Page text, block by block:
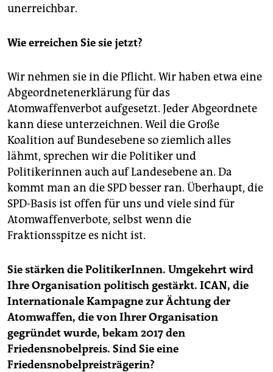
unerreichbar.
Wie erreichen Sie sie jetzt?
Wir nehmen sie in die Pflicht. Wir haben etwa eine
Abgeordnetenerklärung für das
Atomwaffenverbot aufgesetzt. Jeder Abgeordnete
kann diese unterzeichnen. Weil die Große
Koalition auf Bundesebene so ziemlich alles
lähmt, sprechen wir die Politiker und
Politikerinnen auch auf Landesebene an. Da
kommt man an die SPD besser ran. Überhaupt, die
SPD-Basis ist offen für uns und viele sind für
Atomwaffenverbote, selbst wenn die
Fraktionsspitze es nicht ist.
Sie stärken die PolitikerInnen. Umgekehrt wird
Ihre Organisation politisch gestärkt. ICAN, die
Internationale Kampagne zur Ächtung der
Atomwaffen, die von Ihrer Organisation
gegründet wurde, bekam 2017 den
Friedensnobelpreis. Sind Sie eine
Friedensnobelpreisträgerin?